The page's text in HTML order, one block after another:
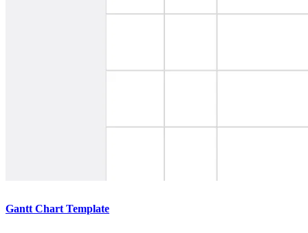
Gantt Chart Template